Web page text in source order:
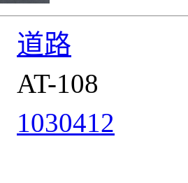
道路
AT-108
1030412